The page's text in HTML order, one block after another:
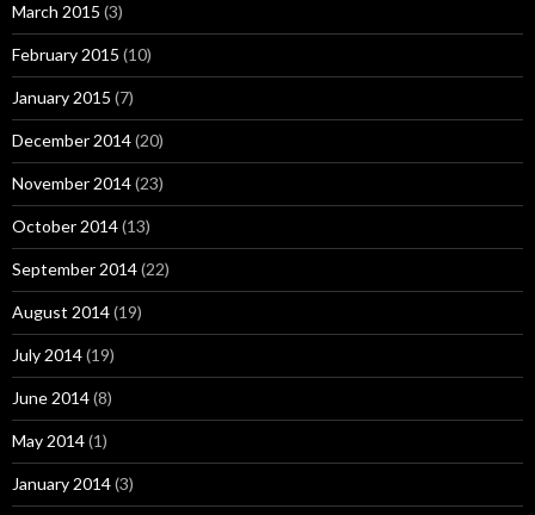
March 2015 (3)
February 2015 (10)
January 2015 (7)
December 2014(20)
November 2014(23)
October 2014(13)
September 2014(22)
August 2014(19)
July 2014(19)
June 2014(8)
May 2014(1)
January 2014(3)